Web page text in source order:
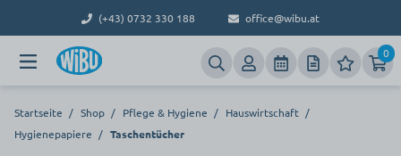
(+43) 0732 330 188 office@wibu.at
0
Startseite / Shop / Pflege & Hygiene / Hauswirtschaft /
Hygienepapiere / Taschentücher